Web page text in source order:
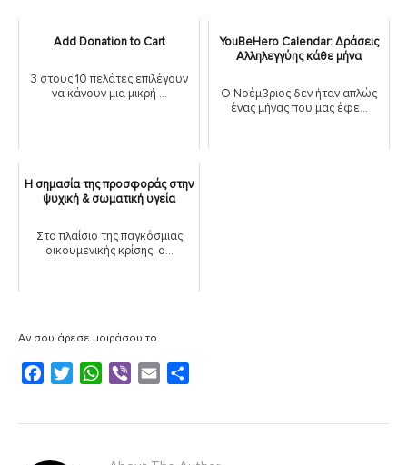
Add Donation to Cart
3 στους 10 πελάτες επιλέγουν
να κάνουν μια μικρή ...
YouBeHero Calendar: Δράσεις
Αλληλεγγύης κάθε μήνα
Ο Νοέμβριος δεν ήταν απλώς
ένας μήνας που μας έφε...
Η σημασία της προσφοράς στην
ψυχική & σωματική υγεία
Στο πλαίσιο της παγκόσμιας
οικουμενικής κρίσης, ο...
Αν σου άρεσε μοιράσου το
b
W
r
l
α